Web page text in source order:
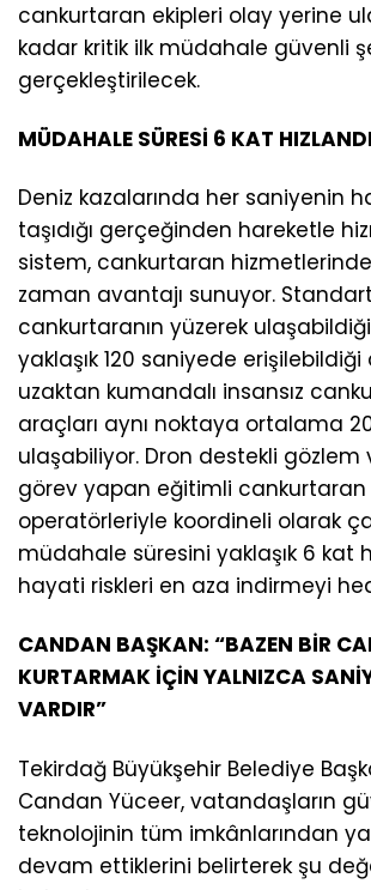
cankurtaran ekipleri olay yerine
kadar kritik ilk müdahale güvenli
gerçekleştirilecek.
MÜDAHALE SÜRESİ 6 KAT HIZLANDI
Deniz kazalarında her saniyenin
taşıdığı gerçeğinden hareketle
sistem, cankurtaran
zaman avantajı sunuyor.
cankurtaranın yüzerek
yaklaşık 120 saniyede
uzaktan kumandalı insansız
araçları aynı noktaya ortalama
ulaşabiliyor. Dron destekli gözlem
görev yapan eğitimli cankurtaran
operatörleriyle koordineli olarak
müdahale süresini yaklaşık 6 kat
hayati riskleri en aza indirmeyi
CANDAN BAŞKAN: “BAZEN BİR
KURTARMAK İÇİN YALNIZCA
VARDIR”
Tekirdağ Büyükşehir Belediye
Candan Yüceer, vatandaşların
teknolojinin tüm imkânlarından
devam ettiklerini belirterek şu